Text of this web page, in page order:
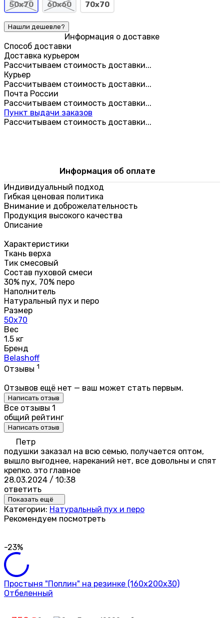
50х70 60х60 70х70
Информация о доставке
Способ доставки
Доставка курьером
Рассчитываем стоимость доставки...
Курьер
Рассчитываем стоимость доставки...
Почта России
Рассчитываем стоимость доставки...
Пункт выдачи заказов
Рассчитываем стоимость доставки...
Информация об оплате
Индивидуальный подход
Гибкая ценовая политика
Внимание и доброжелательность
Продукция высокого качества
Описание
Характеристики
Ткань верха
Тик смесовый
Состав пуховой смеси
30% пух, 70% перо
Наполнитель
Натуральный пух и перо
Размер
50х70
Вес
1.5 кг
Бренд
Belashoff
Отзывы 1
Отзывов ещё нет — ваш может стать первым.
Написать отзыв
Все отзывы 1
общий рейтинг
Написать отзыв
Петр
подушки заказал на всю семью, получается оптом,
вышло выгоднее, нареканий нет, все довольны и спят
крепко. это главное
28.03.2024 / 10:38
ответить
Показать ещё
Категории: Натуральный пух и перо
Рекомендуем посмотреть
-23%
Простыня "Поплин" на резинке (160х200х30)
Отбеленный